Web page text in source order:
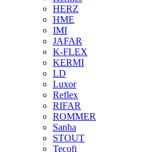
HERZ
HME
IMI
JAFAR
K-FLEX
KERMI
LD
Luxor
Reflex
RIFAR
ROMMER
Sanha
STOUT
Tecofi